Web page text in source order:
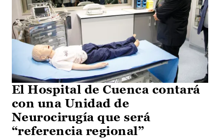
El Hospital de Cuenca contará
con una Unidad de
Neurocirugía que será
“referencia regional”